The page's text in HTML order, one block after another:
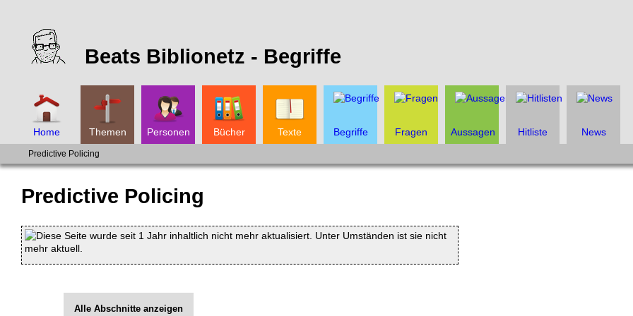
Beats Biblionetz - Begriffe
Home Themen Personen Bücher Texte Begriffe Fragen Aussagen Hitliste News
Predictive Policing
Predictive Policing
Diese Seite wurde seit 1 Jahr inhaltlich nicht mehr aktualisiert. Unter Umständen ist sie nicht
mehr aktuell.
Alle Abschnitte anzeigen